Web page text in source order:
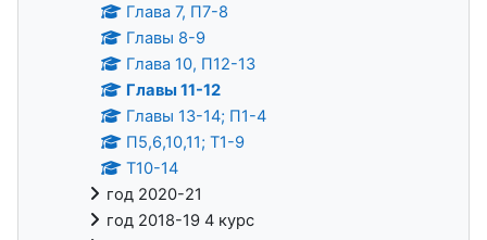
Глава 7, П7-8
Главы 8-9
Глава 10, П12-13
Главы 11-12
Главы 13-14; П1-4
П5,6,10,11; Т1-9
Т10-14
год 2020-21
год 2018-19 4 курс